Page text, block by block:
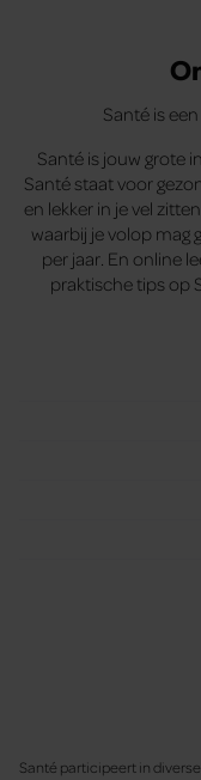
Santé is
Santé is jouw grote
Santé staat voor
en lekker in je vel
waarbij je volop mag
per jaar. En online
praktische tips op
Santé participeert in